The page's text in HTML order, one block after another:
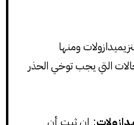
ومنها
التي يجب توخي الحذر